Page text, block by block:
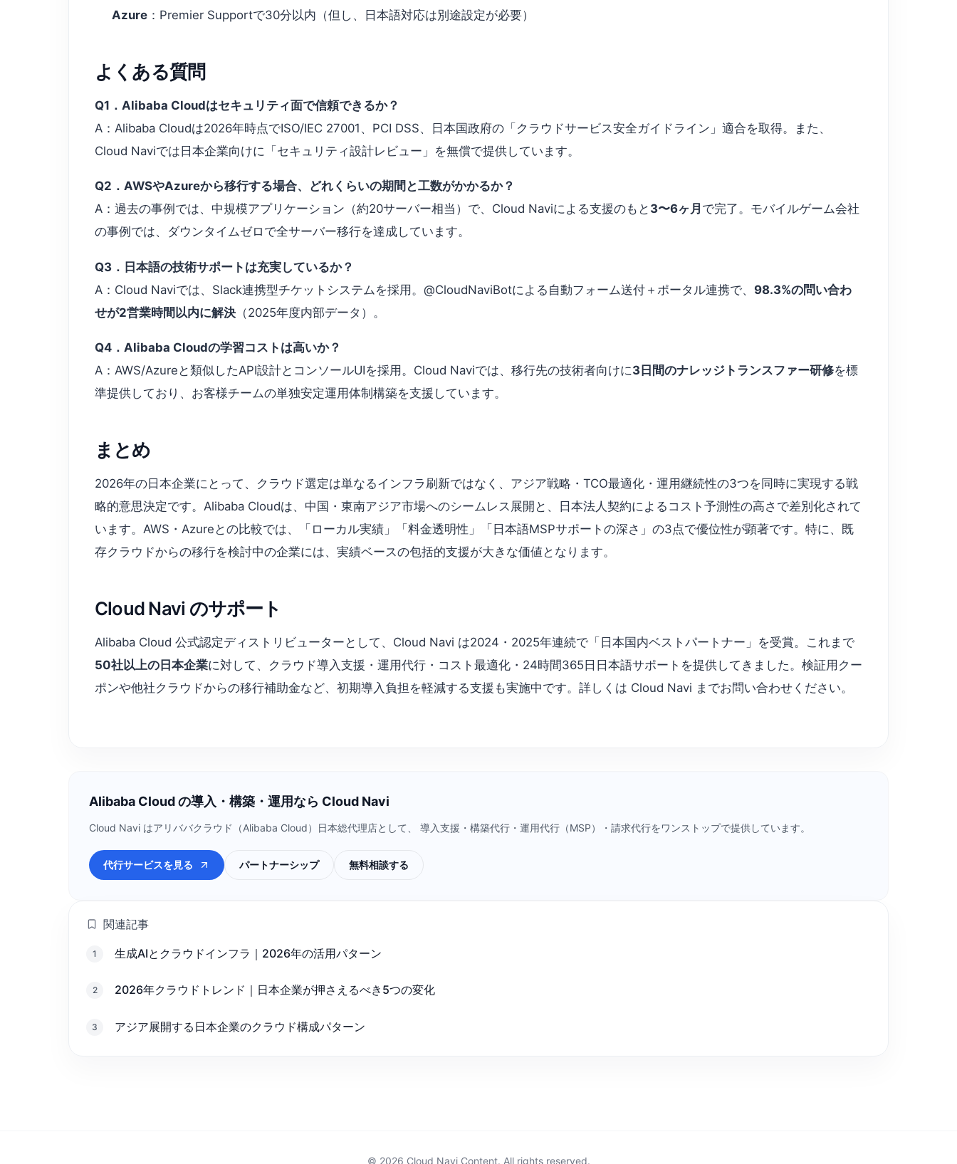
Azure ：Premier Supportで30分以内（但し、日本語対応は別途設定が必要）
よくある質問
Q1．Alibaba Cloudはセキュリティ面で信頼できるか？
A：Alibaba Cloudは2026年時点でISO/IEC 27001、PCI DSS、日本国政府の「クラウドサービス安全ガイドライン」適合を取得。また、
Cloud Naviでは日本企業向けに「セキュリティ設計レビュー」を無償で提供しています。
Q2．AWSやAzureから移行する場合、どれくらいの期間と工数がかかるか？
A：過去の事例では、中規模アプリケーション（約20サーバー相当）で、Cloud Naviによる支援のもと 3〜6ヶ月 で完了。モバイルゲーム会社
の事例では、ダウンタイムゼロで全サーバー移行を達成しています。
Q3．日本語の技術サポートは充実しているか？
A：Cloud Naviでは、Slack連携型チケットシステムを採用。@CloudNaviBotによる自動フォーム送付＋ポータル連携で、 98.3%の問い合わ
せが2営業時間以内に解決 （2025年度内部データ）。
Q4．Alibaba Cloudの学習コストは高いか？
A：AWS/Azureと類似したAPI設計とコンソールUIを採用。Cloud Naviでは、移行先の技術者向けに3日間のナレッジトランスファー研修を標
準提供しており、お客様チームの単独安定運用体制構築を支援しています。
まとめ
2026年の日本企業にとって、クラウド選定は単なるインフラ刷新ではなく、アジア戦略・TCO最適化・運用継続性の3つを同時に実現する戦
略的意思決定です。Alibaba Cloudは、中国・東南アジア市場へのシームレス展開と、日本法人契約によるコスト予測性の高さで差別化されて
います。AWS・Azureとの比較では、「ローカル実績」「料金透明性」「日本語MSPサポートの深さ」の3点で優位性が顕著です。特に、既
存クラウドからの移行を検討中の企業には、実績ベースの包括的支援が大きな価値となります。
Cloud Navi のサポート
Alibaba Cloud 公式認定ディストリビューターとして、Cloud Navi は2024・2025年連続で「日本国内ベストパートナー」を受賞。これまで
50社以上の日本企業に対して、クラウド導入支援・運用代行・コスト最適化・24時間365日日本語サポートを提供してきました。検証用クー
ポンや他社クラウドからの移行補助金など、初期導入負担を軽減する支援も実施中です。詳しくは Cloud Navi までお問い合わせください。
Alibaba Cloud の導入・構築・運用なら Cloud Navi
Cloud Navi はアリババクラウド（Alibaba Cloud）日本総代理店として、 導入支援・構築代行・運用代行（MSP）・請求代行をワンストップで提供しています。
代行サービスを見る パートナーシップ 無料相談する
関連記事
1 生成AIとクラウドインフラ｜2026年の活用パターン
2 2026年クラウドトレンド｜日本企業が押さえるべき5つの変化
3 アジア展開する日本企業のクラウド構成パターン
© 2026 Cloud Navi Content. All rights reserved.